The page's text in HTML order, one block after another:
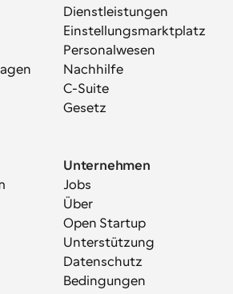
Dienstleistungen
Einstellungsmarktplatz
Personalwesen
Nachhilfe
C-Suite
Gesetz
Unternehmen
Jobs
Über
Open Startup
Unterstützung
Datenschutz
Bedingungen